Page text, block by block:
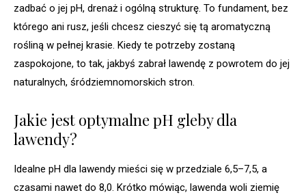
zadbać o jej pH, drenaż i ogólną strukturę. To fundament, bez
którego ani rusz, jeśli chcesz cieszyć się tą aromatyczną
rośliną w pełnej krasie. Kiedy te potrzeby zostaną
zaspokojone, to tak, jakbyś zabrał lawendę z powrotem do jej
naturalnych, śródziemnomorskich stron.
Jakie jest optymalne pH gleby dla
lawendy?
Idealne pH dla lawendy mieści się w przedziale 6,5–7,5, a
czasami nawet do 8,0. Krótko mówiąc, lawenda woli ziemię